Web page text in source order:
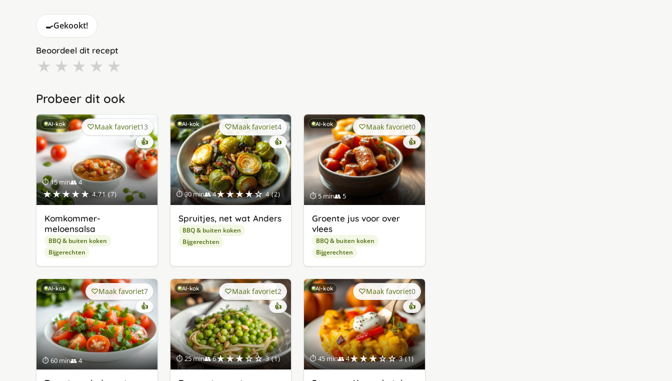
🍳Gekookt!
Beoordeel dit recept
★ ★ ★ ★ ★
Probeer dit ook
AI-kok
⏱ 15 min👥 4
★★★★★ 4.71 (7)
Maak favoriet13
👍
Komkommer-
meloensalsa
BBQ & buiten koken
Bijgerechten
AI-kok
⏱ 30 min👥 4★★★★☆ 4 (2)
Maak favoriet4
👍
Spruitjes, net wat Anders
BBQ & buiten koken
Bijgerechten
AI-kok
⏱ 5 min👥 5
Maak favoriet0
👍
Groente jus voor over
vlees
BBQ & buiten koken
Bijgerechten
AI-kok
⏱ 60 min👥 4
Maak favoriet7
👍
AI-kok
⏱ 25 min👥 6★★★☆☆ 3 (1)
Maak favoriet2
👍
AI-kok
⏱ 45 min👥 4★★★☆☆ 3 (1)
Maak favoriet0
👍